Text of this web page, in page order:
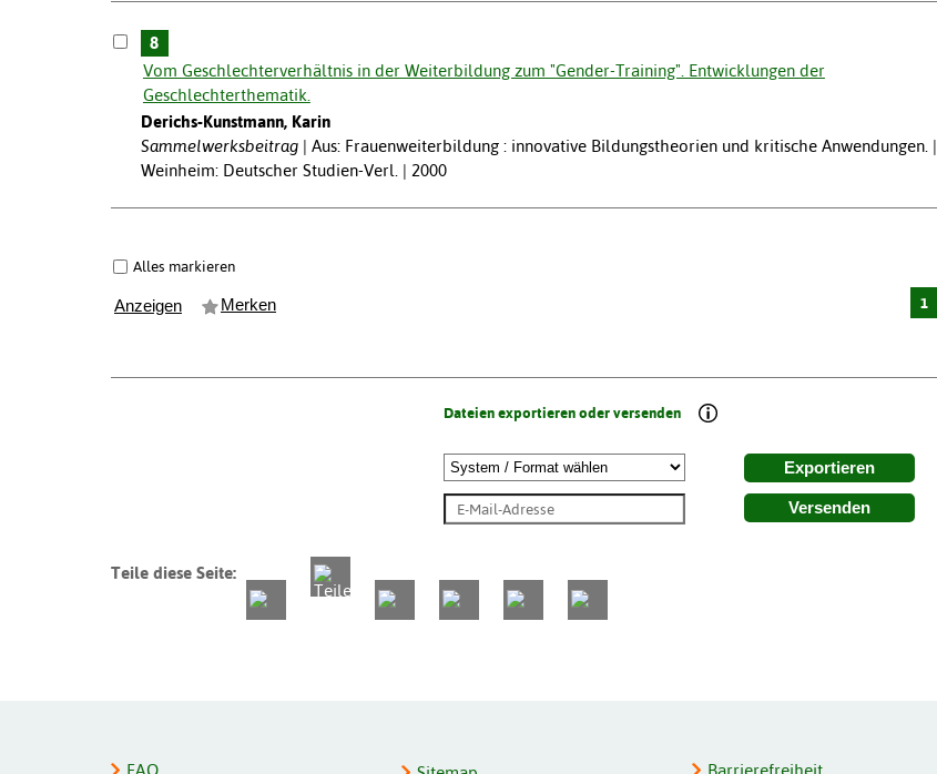
8
Vom Geschlechterverhältnis in der Weiterbildung zum "Gender-Training". Entwicklungen der
Geschlechterthematik.
Derichs-Kunstmann, Karin
Sammelwerksbeitrag
Aus: Frauenweiterbildung : innovative Bildungstheorien und kritische Anwendungen. |
Weinheim: Deutscher Studien-Verl. | 2000
Alles markieren
Anzeigen Merken 1
Dateien exportieren oder versenden
Exportieren
Versenden
Teile diese Seite:
FAQ Barrierefreiheit